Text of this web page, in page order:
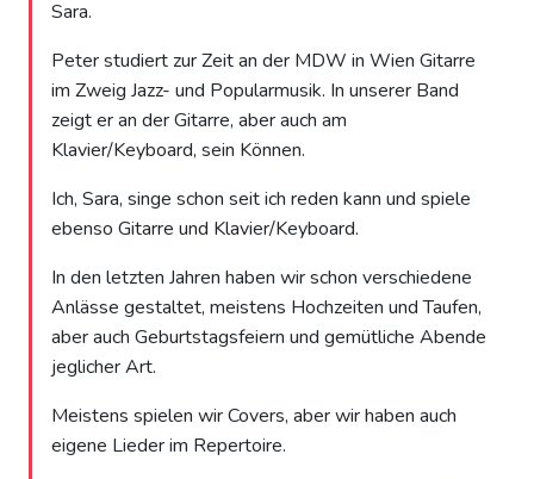
Sara.
Peter studiert zur Zeit an der MDW in Wien Gitarre
im Zweig Jazz- und Popularmusik. In unserer Band
zeigt er an der Gitarre, aber auch am
Klavier/Keyboard, sein Können.
Ich, Sara, singe schon seit ich reden kann und spiele
ebenso Gitarre und Klavier/Keyboard.
In den letzten Jahren haben wir schon verschiedene
Anlässe gestaltet, meistens Hochzeiten und Taufen,
aber auch Geburtstagsfeiern und gemütliche Abende
jeglicher Art.
Meistens spielen wir Covers, aber wir haben auch
eigene Lieder im Repertoire.